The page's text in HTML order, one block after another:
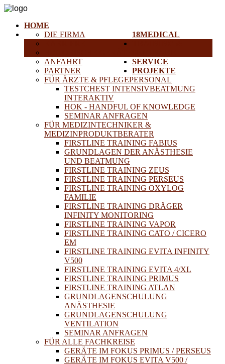
HOME
18MEDICAL
DIE FIRMA
ANFAHRT
PARTNER
FÜR ÄRZTE & PFLEGEPERSONAL
TESTCHEST INTENSIVBEATMUNG
INTERAKTIV
HOK - HANDFUL OF KNOWLEDGE
SEMINAR ANFRAGEN
FÜR MEDIZINTECHNIKER &
MEDIZINPRODUKTBERATER
FIRSTLINE TRAINING FABIUS
GRUNDLAGEN DER ANÄSTHESIE
UND BEATMUNG
FIRSTLINE TRAINING ZEUS
FIRSTLINE TRAINING PERSEUS
FIRSTLINE TRAINING OXYLOG
FAMILIE
FIRSTLINE TRAINING DRÄGER
INFINITY MONITORING
FIRSTLINE TRAINING VAPOR
FIRSTLINE TRAINING CATO / CICERO
EM
FIRSTLINE TRAINING EVITA INFINITY
V500
FIRSTLINE TRAINING EVITA 4/XL
FIRSTLINE TRAINING PRIMUS
FIRSTLINE TRAINING ATLAN
GRUNDLAGENSCHULUNG
ANÄSTHESIE
GRUNDLAGENSCHULUNG
VENTILATION
SEMINAR ANFRAGEN
FÜR ALLE FACHKREISE
GERÄTE IM FOKUS PRIMUS / PERSEUS
GERÄTE IM FOKUS EVITA V500 /
SERVICE
PROJEKTE